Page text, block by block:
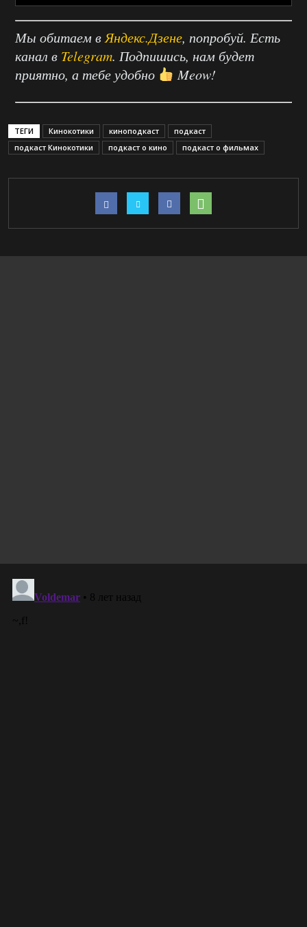
Мы обитаем в Яндекс.Дзене, попробуй. Есть
канал в Telegram. Подпишись, нам будет
приятно, а тебе удобно
Meow!
ТЕГИ Кинокотики киноподкаст
подкаст
подкаст Кинокотики
подкаст о кино подкаст о фильмах